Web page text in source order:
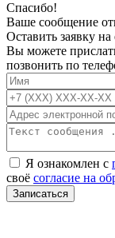
Спасибо!
Ваше сообщение
Оставить заявку на
Вы можете
позвонить по
Я ознакомлен с
своё согласие на
Записаться